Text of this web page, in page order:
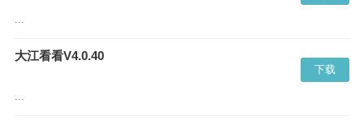
...
大江看看V4.0.40
...
下载